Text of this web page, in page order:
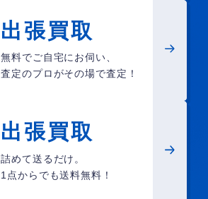
出張買取
無料でご自宅にお伺い、
査定のプロがその場で査定！
出張買取
詰めて送るだけ。
1点からでも送料無料！